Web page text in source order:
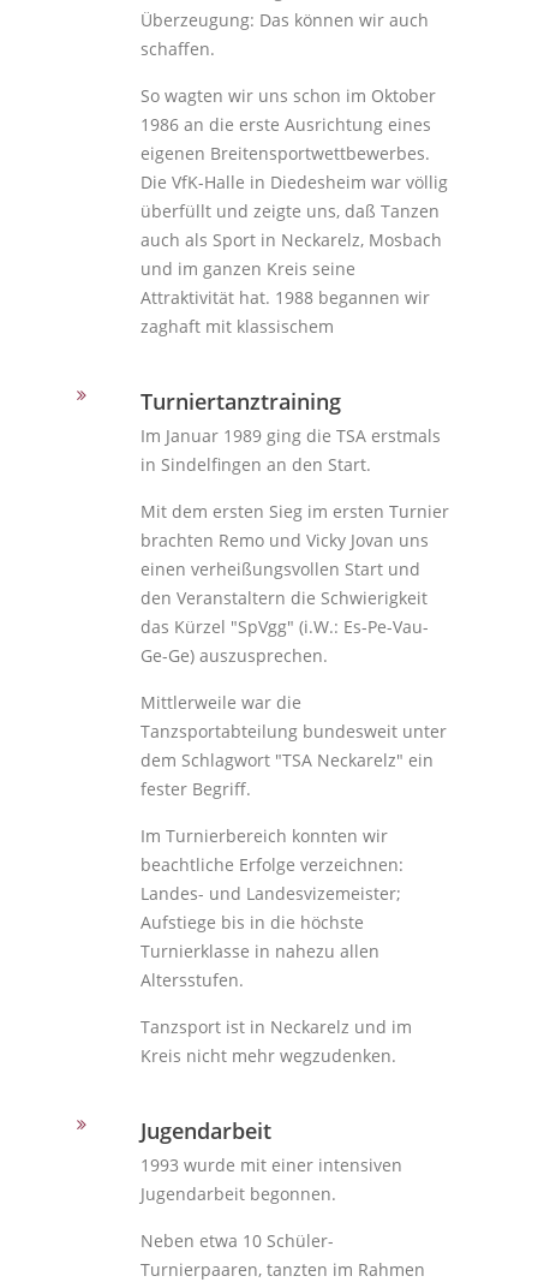
Überzeugung: Das können wir auch
schaffen.
So wagten wir uns schon im Oktober
1986 an die erste Ausrichtung eines
eigenen Breitensportwettbewerbes.
Die VfK-Halle in Diedesheim war völlig
überfüllt und zeigte uns, daß Tanzen
auch als Sport in Neckarelz, Mosbach
und im ganzen Kreis seine
Attraktivität hat. 1988 begannen wir
zaghaft mit klassischem
Turniertanztraining
Im Januar 1989 ging die TSA erstmals
in Sindelfingen an den Start.
Mit dem ersten Sieg im ersten Turnier
brachten Remo und Vicky Jovan uns
einen verheißungsvollen Start und
den Veranstaltern die Schwierigkeit
das Kürzel "SpVgg" (i.W.: Es-Pe-Vau-
Ge-Ge) auszusprechen.
Mittlerweile war die
Tanzsportabteilung bundesweit unter
dem Schlagwort "TSA Neckarelz" ein
fester Begriff.
Im Turnierbereich konnten wir
beachtliche Erfolge verzeichnen:
Landes- und Landesvizemeister;
Aufstiege bis in die höchste
Turnierklasse in nahezu allen
Altersstufen.
Tanzsport ist in Neckarelz und im
Kreis nicht mehr wegzudenken.
Jugendarbeit
1993 wurde mit einer intensiven
Jugendarbeit begonnen.
Neben etwa 10 Schüler-
Turnierpaaren, tanzten im Rahmen